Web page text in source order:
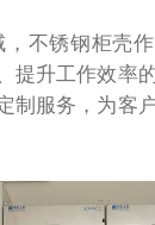
锈钢柜壳作
提升工作效率
制服务，为客